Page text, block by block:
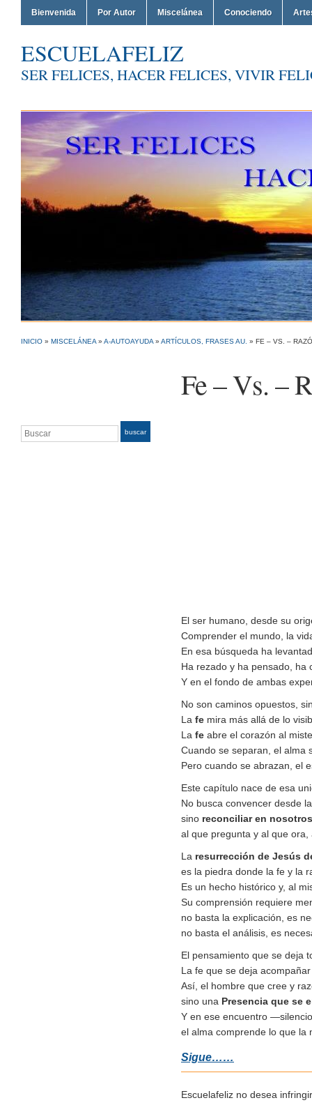
Bienvenida Por Autor Miscelánea Conociendo
ESCUELAFELIZ
SER FELICES, HACER FELICES, VIVIR
INICIO » MISCELÁNEA » A-AUTOAYUDA » ARTÍCULOS, FRASES AU. » FE – VS. –
Fe – Vs. –
Buscar buscar
El ser humano, desde su
Comprender el mundo, la
En esa búsqueda ha
Ha rezado y ha pensado, ha
Y en el fondo de ambas
No son caminos opuestos,
La fe mira más allá de lo
La fe abre el corazón al
Cuando se separan, el alma
Pero cuando se abrazan, el
Este capítulo nace de esa
No busca convencer desde
sino reconciliar en
al que pregunta y al que
La resurrección de Jesús
es la piedra donde la fe y la
Es un hecho histórico y, al
Su comprensión requiere
no basta la explicación, es
no basta el análisis, es
El pensamiento que se deja
La fe que se deja
Así, el hombre que cree y
sino una Presencia que se
Y en ese encuentro
el alma comprende lo que la
Sigue……
Escuelafeliz no desea